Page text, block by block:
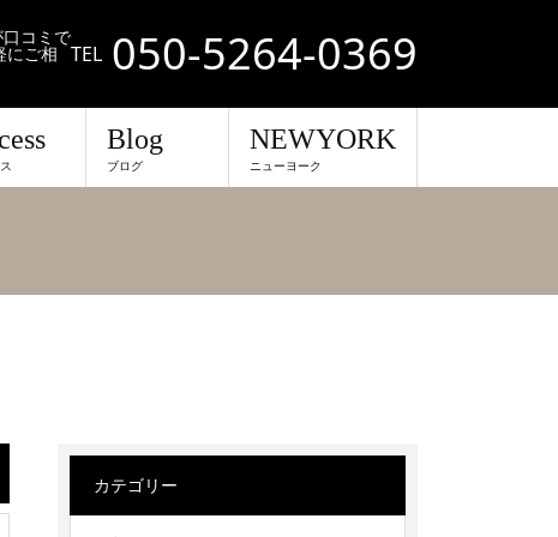
コミで
にご相 TEL 050-5264-0369
Blog
ブログ
NEWYORK
ニューヨーク
カテゴリー